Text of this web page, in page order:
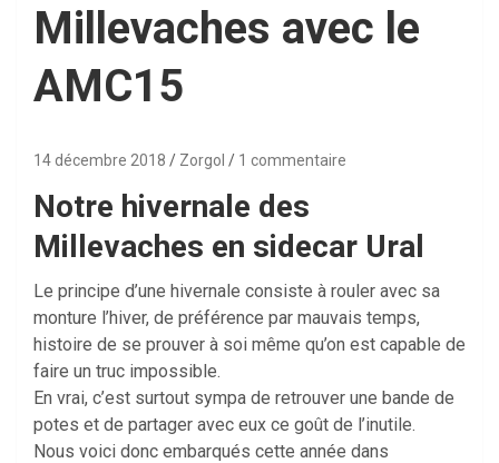
Millevaches avec le
AMC15
14 décembre 2018 Zorgol 1 commentaire
Notre hivernale des
Millevaches en sidecar Ural
Le principe d’une hivernale consiste à rouler avec sa
monture l’hiver, de préférence par mauvais temps,
histoire de se prouver à soi même qu’on est capable de
faire un truc impossible.
En vrai, c’est surtout sympa de retrouver une bande de
potes et de partager avec eux ce goût de l’inutile.
Nous voici donc embarqués cette année dans